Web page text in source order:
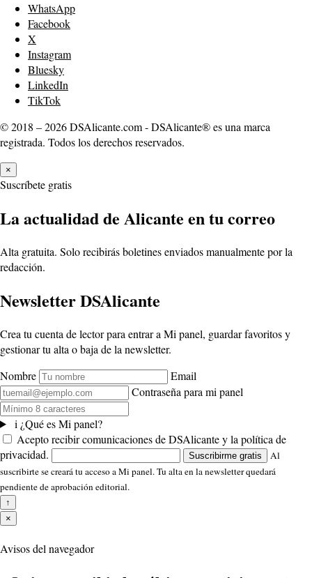
WhatsApp
Facebook
X
Instagram
Bluesky
LinkedIn
TikTok
© 2018 – 2026 DSAlicante.com - DSAlicante® es una marca
registrada. Todos los derechos reservados.
×
Suscríbete gratis
La actualidad de Alicante en tu correo
Alta gratuita. Solo recibirás boletines enviados manualmente por la
redacción.
Newsletter DSAlicante
Crea tu cuenta de lector para entrar a Mi panel, guardar favoritos y
gestionar tu alta o baja de la newsletter.
Nombre
Email
Contraseña para mi panel
i ¿Qué es Mi panel?
Acepto recibir comunicaciones de DSAlicante y la política de
privacidad.
Suscribirme gratis
Al
suscribirte se creará tu acceso a Mi panel. Tu alta en la newsletter quedará
pendiente de aprobación editorial.
↑
×
Avisos del navegador